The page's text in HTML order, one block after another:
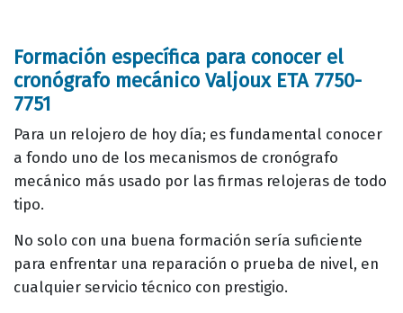
Formación específica para conocer el
cronógrafo mecánico Valjoux ETA 7750-
7751
Para un relojero de hoy día; es fundamental conocer
a fondo uno de los mecanismos de cronógrafo
mecánico más usado por las firmas relojeras de todo
tipo.
No solo con una buena formación sería suficiente
para enfrentar una reparación o prueba de nivel, en
cualquier servicio técnico con prestigio.